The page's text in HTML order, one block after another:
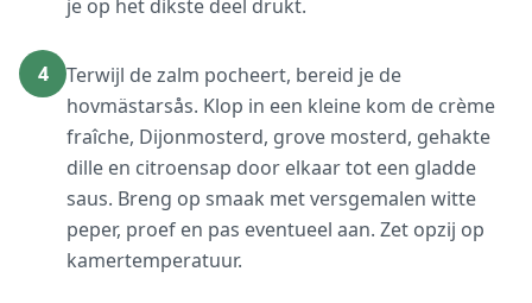
je op het dikste deel drukt.
4
Terwijl de zalm pocheert, bereid je de
hovmästarsås. Klop in een kleine kom de crème
fraîche, Dijonmosterd, grove mosterd, gehakte
dille en citroensap door elkaar tot een gladde
saus. Breng op smaak met versgemalen witte
peper, proef en pas eventueel aan. Zet opzij op
kamertemperatuur.